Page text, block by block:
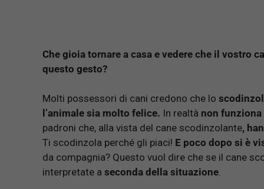
Che gioia tornare a casa e vedere che il vostro
questo gesto?
Molti possessori di cani credono che lo
l’animale sia molto felice. In realtà non
padroni che, alla vista del cane scodinzolante,
Ti scodinzola perché gli piaci! E poco dopo si è
da compagnia? Questo vuol dire che se il cane
interpretate a seconda della situazione.